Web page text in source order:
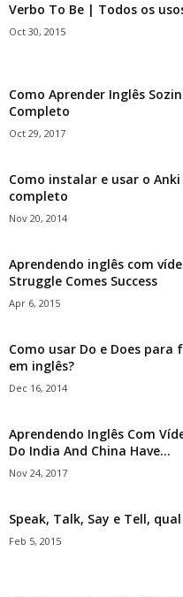
Verbo To Be | Todos os
Oct 30, 2015
Como Aprender Inglês
Completo
Oct 29, 2017
Como instalar e usar o
completo
Nov 20, 2014
Aprendendo inglês com
Struggle Comes Success
Apr 6, 2015
Como usar Do e Does
em inglês?
Dec 16, 2014
Aprendendo Inglês Com
Do India And China Have...
Nov 24, 2017
Speak, Talk, Say e Tell,
Feb 5, 2015